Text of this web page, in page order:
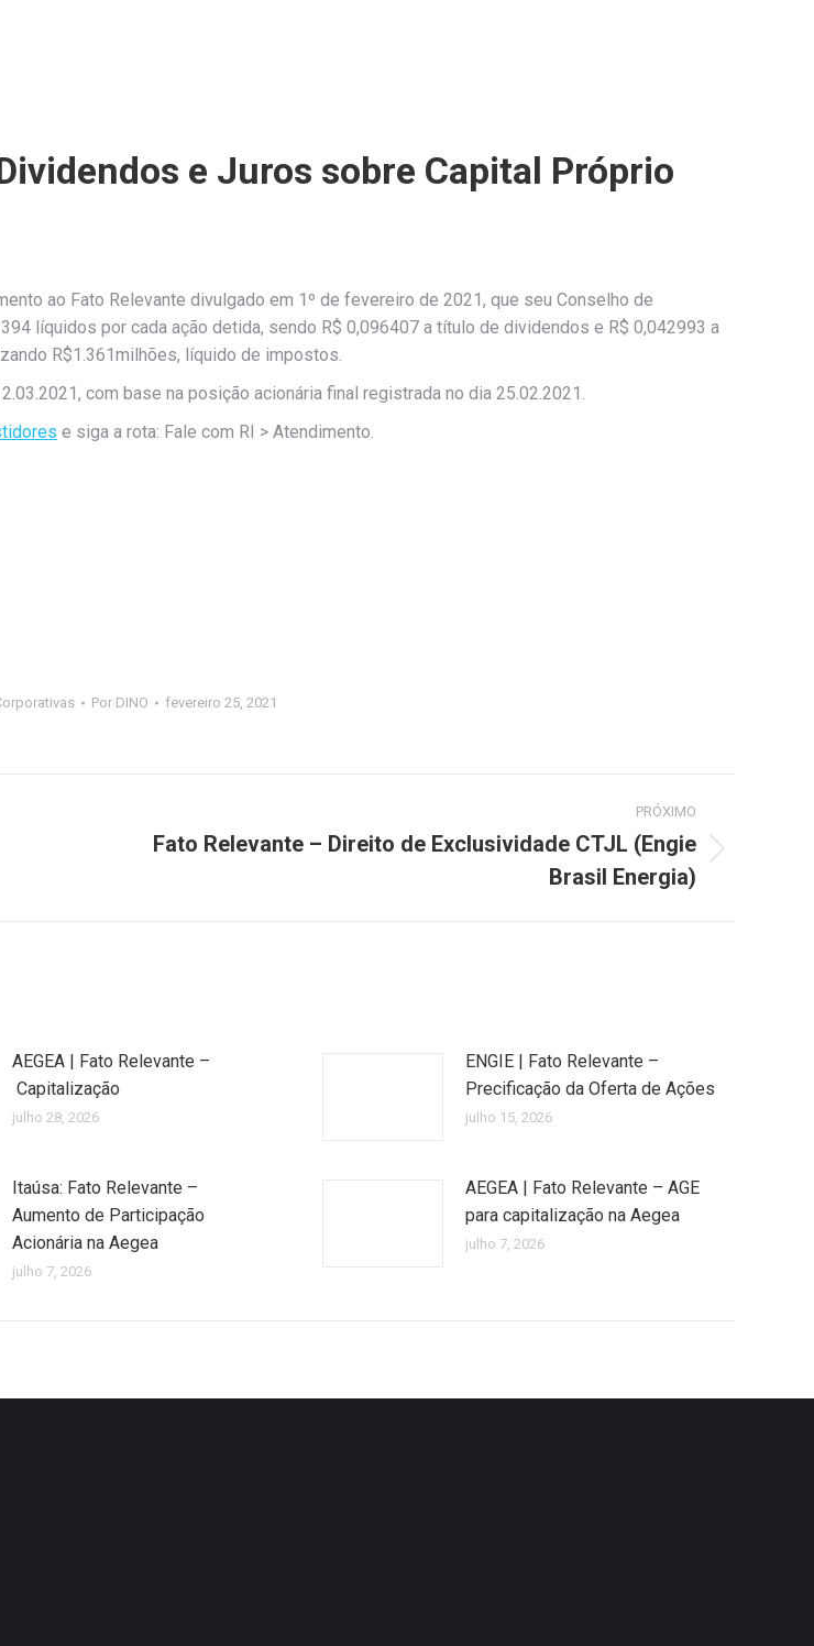
e Juros sobre Capital Próprio
ao Fato Relevante divulgado em 1º de fevereiro de 2021, que seu Conselho de
líquidos por cada ação detida, sendo R$ 0,096407 a título de dividendos e R$ 0,042993 a
R$1.361milhões, líquido de impostos.
com base na posição acionária final registrada no dia 25.02.2021.
e siga a rota: Fale com RI > Atendimento.
Por DINO fevereiro 25, 2021
PRÓXIMO
Fato Relevante – Direito de Exclusividade CTJL (Engie
Brasil Energia)
AEGEA | Fato Relevante –
Capitalização
julho 28, 2026
ENGIE | Fato Relevante –
Precificação da Oferta de Ações
julho 15, 2026
Itaúsa: Fato Relevante –
Aumento de Participação
Acionária na Aegea
julho 7, 2026
AEGEA | Fato Relevante – AGE
para capitalização na Aegea
julho 7, 2026